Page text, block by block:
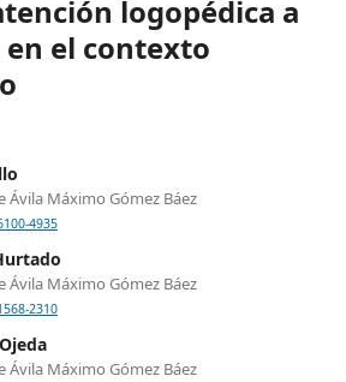
logopédica a
el contexto
Ávila Máximo Gómez Báez
4935
Ávila Máximo Gómez Báez
2310
Ávila Máximo Gómez Báez